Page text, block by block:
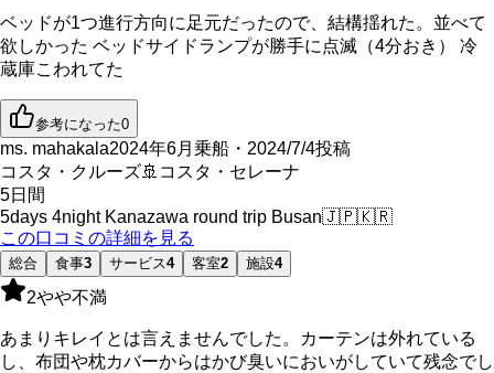
ベッドが1つ進行方向に足元だったので、結構揺れた。並べて
欲しかった ベッドサイドランプが勝手に点滅（4分おき） 冷
蔵庫こわれてた
参考になった0
ms. mahakala2024年6月乗船・2024/7/4投稿
コスタ・クルーズ🚢 コスタ・セレーナ
5日間
5days 4night Kanazawa round trip Busan🇯🇵🇰🇷
この口コミの詳細を見る
総合 食事3 サービス4 客室2 施設4
2やや不満
あまりキレイとは言えませんでした。カーテンは外れている
し、布団や枕カバーからはかび臭いにおいがしていて残念でし